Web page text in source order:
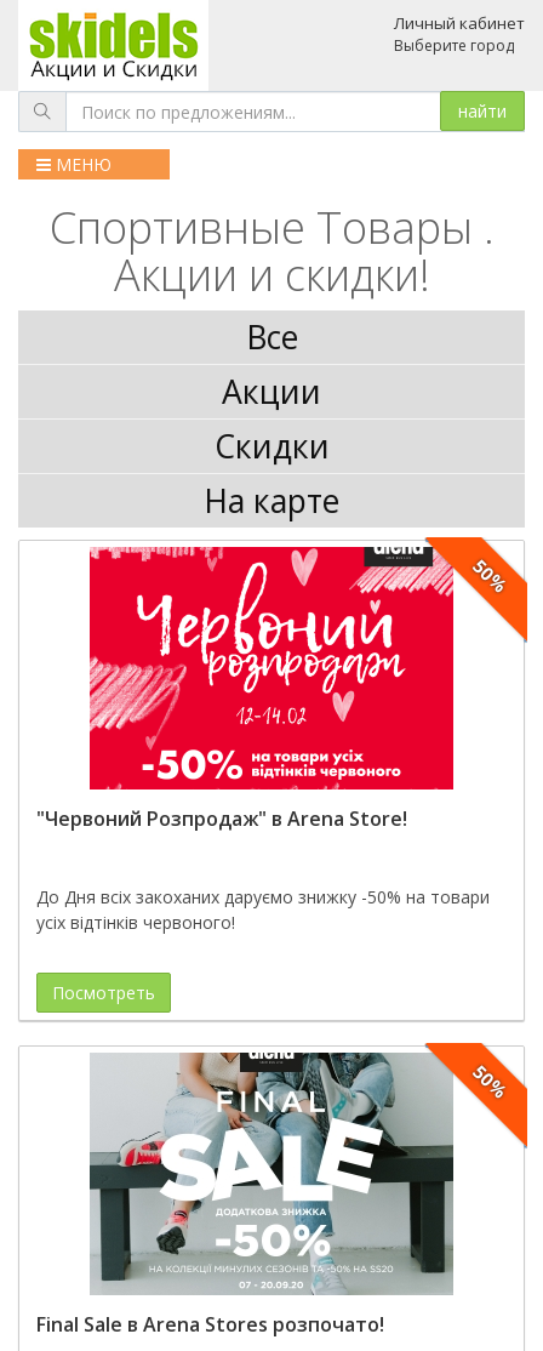
Личный кабинет
Выберите город
МЕНЮ
Спортивные Товары .
Акции и скидки!
Все
Акции
Скидки
На карте
50%
"Червоний Розпродаж" в Arena Store!
До Дня всіх закоханих даруємо знижку -50% на товари
усіх відтінків червоного!
Посмотреть
50%
Final Sale в Arena Stores розпочато!